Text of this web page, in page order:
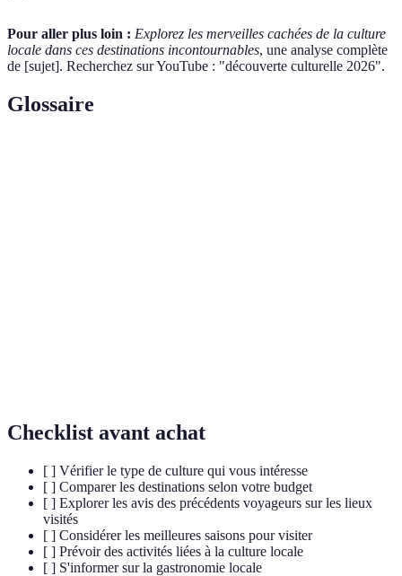
Pour aller plus loin : Explorez les merveilles cachées de la culture
locale dans ces destinations incontournables, une analyse complète
de [sujet]. Recherchez sur YouTube : "découverte culturelle 2026".
Glossaire
Checklist avant achat
[ ] Vérifier le type de culture qui vous intéresse
[ ] Comparer les destinations selon votre budget
[ ] Explorer les avis des précédents voyageurs sur les lieux
visités
[ ] Considérer les meilleures saisons pour visiter
[ ] Prévoir des activités liées à la culture locale
[ ] S'informer sur la gastronomie locale